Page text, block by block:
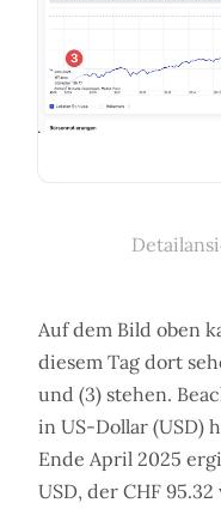
Auf dem Bild oben
diesem Tag dort
und (3) stehen.
in US-Dollar (USD)
Ende April 2025
USD, der CHF